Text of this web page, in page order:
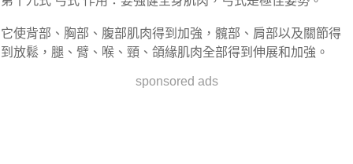
它使背部、胸部、腹部肌肉得到加強，髖部、肩部以及關節得
到放鬆，腿、臂、喉、頸、頜緣肌肉全部得到伸展和加強。
sponsored ads